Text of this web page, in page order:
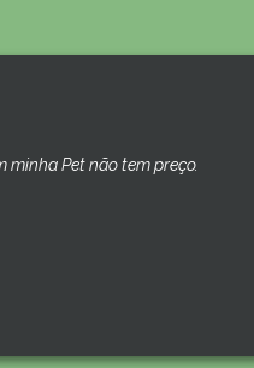
minha Pet não tem preço.